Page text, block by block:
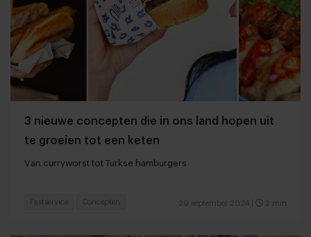
3 nieuwe concepten die in ons land hopen uit
te groeien tot een keten
Van curryworst tot Turkse hamburgers
29 september 2024 2 min
Fastservice Concepten